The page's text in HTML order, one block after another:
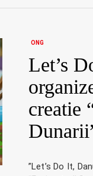
ONG
Let’s
creatie
”Let’s Do It,